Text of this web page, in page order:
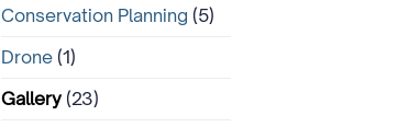
Conservation Planning (5)
Drone (1)
Gallery (23)